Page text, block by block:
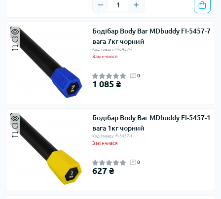
Бодібар Body Bar MDbuddy FI-5457-7
вага 7кг чорний
Код товару: FI-5457-7
Закінчився
0
1 085 ₴
Бодібар Body Bar MDbuddy FI-5457-1
вага 1кг чорний
Код товару: FI-5457-1
Закінчився
0
627 ₴